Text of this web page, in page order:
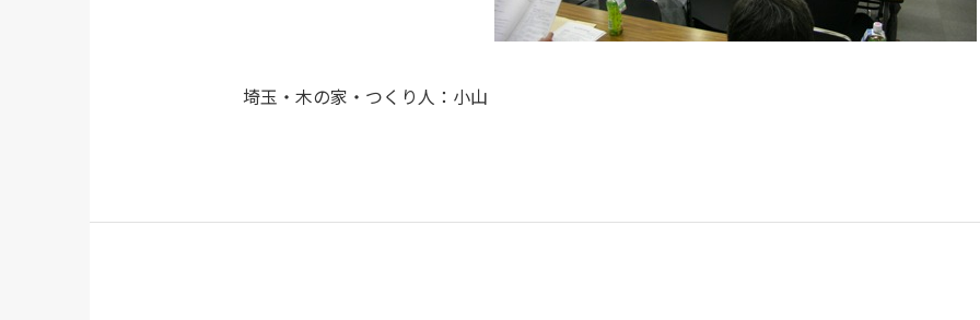
埼玉・木の家・つくり人：小山